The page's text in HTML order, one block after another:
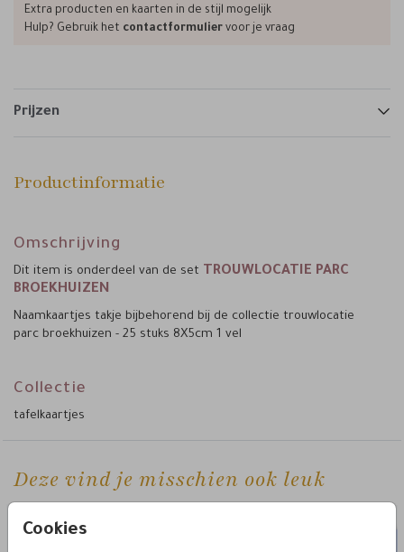
Cookies
Extra producten en kaarten in de stijl mogelijk
Hulp? Gebruik het contactformulier voor je vraag
Prijzen
Productinformatie
Omschrijving
Dit item is onderdeel van de set TROUWLOCATIE PARC
BROEKHUIZEN
Naamkaartjes takje bijbehorend bij de collectie trouwlocatie
parc broekhuizen - 25 stuks 8X5cm 1 vel
Collectie
tafelkaartjes
Deze vind je misschien ook leuk